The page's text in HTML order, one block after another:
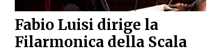
Fabio Luisi dirige la
Filarmonica della Scala